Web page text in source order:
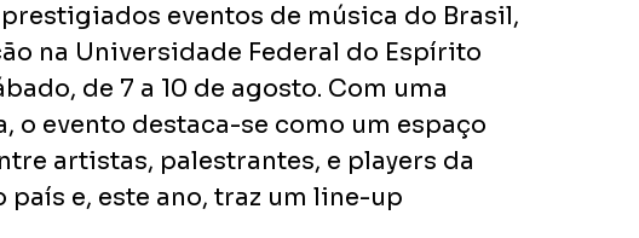
eventos de música do Brasil,
na Universidade Federal do Espírito
de 7 a 10 de agosto. Com uma
o evento destaca-se como um espaço
artistas, palestrantes, e players da
e, este ano, traz um line-up